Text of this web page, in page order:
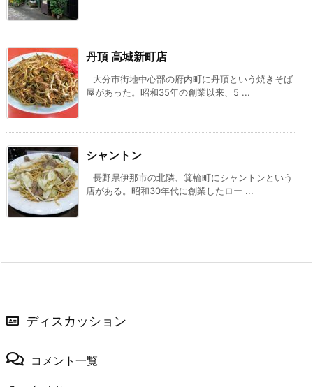
丹頂 高城新町店
大分市街地中心部の府内町に丹頂という焼きそば
屋があった。昭和35年の創業以来、5 ...
シャントン
長野県伊那市の北隣、箕輪町にシャントンという
店がある。昭和30年代に創業したロー ...
ディスカッション
コメント一覧